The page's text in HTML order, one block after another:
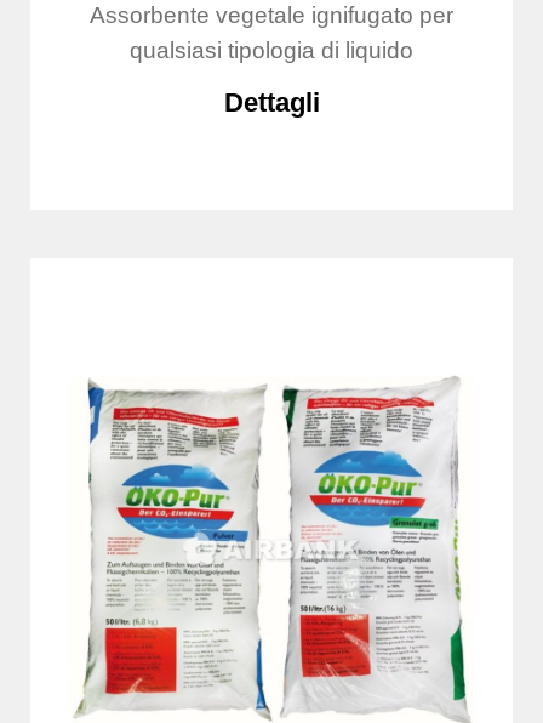
Assorbente vegetale ignifugato per
qualsiasi tipologia di liquido
Dettagli